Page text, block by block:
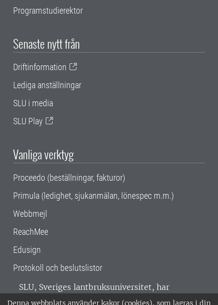
Denna webbplats använder kakor (cookies), som lagras i din
Programstudierektor
Senaste nytt från
Driftinformation
Lediga anställningar
SLU i media
SLU Play
Vanliga verktyg
Proceedo (beställningar, fakturor)
Primula (ledighet, sjukanmälan, lönespec m.m.)
Webbmejl
ReachMee
Edusign
Protokoll och beslutslistor
SLU, Sveriges lantbruksuniversitet, har
verksamhet över hela Sverige. Huvudorter är